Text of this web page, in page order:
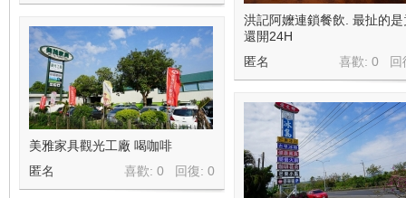
洪記阿嬤連鎖餐飲. 最扯的是
還開24H
喜歡: 0 回
匿名
美雅家具觀光工廠 喝咖啡
喜歡: 0 回復: 0
匿名